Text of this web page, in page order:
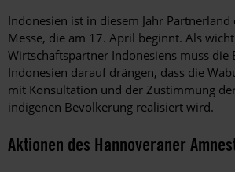
Indonesien ist in diesem Jahr
Messe, die am 17. April beginnt. Als
Wirtschaftspartner Indonesiens muss die
Indonesien darauf drängen, dass die
mit Konsultation und der Zustimmung
indigenen Bevölkerung realisiert wird.
Aktionen des Hannoveraner